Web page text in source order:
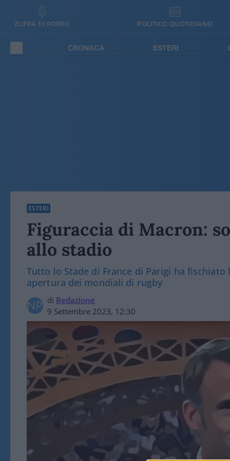
ZUPPA DI PORRO POLITICO QUOTIDIANO
CRONACA ESTERI
ESTERI
Figuraccia di Macron:
allo stadio
Tutto lo Stade di France di Parigi ha
apertura dei mondiali di rugby
di Redazione
9 Settembre 2023, 12:30